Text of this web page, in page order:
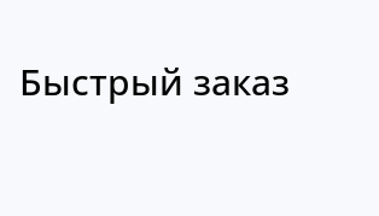
Быстрый заказ